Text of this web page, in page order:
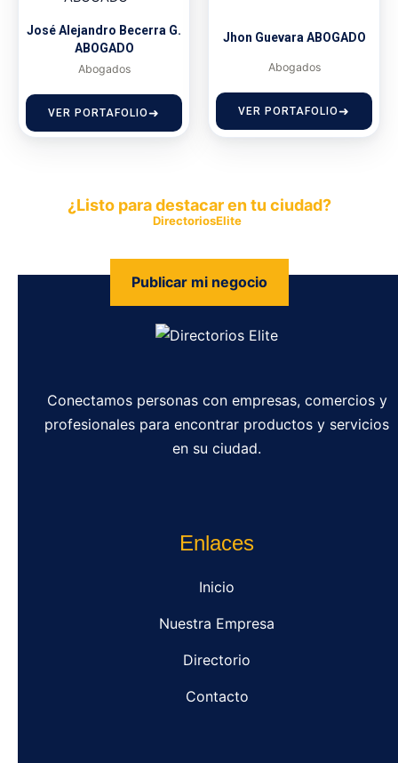
José Alejandro Becerra G.
ABOGADO
Abogados
VER PORTAFOLIO
Jhon Guevara ABOGADO
Abogados
VER PORTAFOLIO
¿Listo para destacar en tu ciudad?
DirectoriosElite
Publicar mi negocio
Conectamos personas con empresas, comercios y
profesionales para encontrar productos y servicios
en su ciudad.
Enlaces
Inicio
Nuestra Empresa
Directorio
Contacto